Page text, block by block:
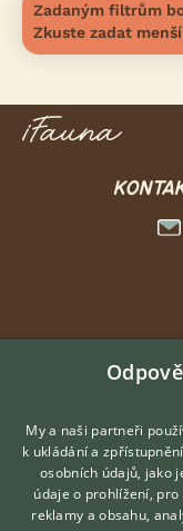
Zadaným filtrům
Zkuste zadat
My a naši partneři
k ukládání a
osobních údajů, jako
údaje o prohlížení,
reklamy a obsahu,